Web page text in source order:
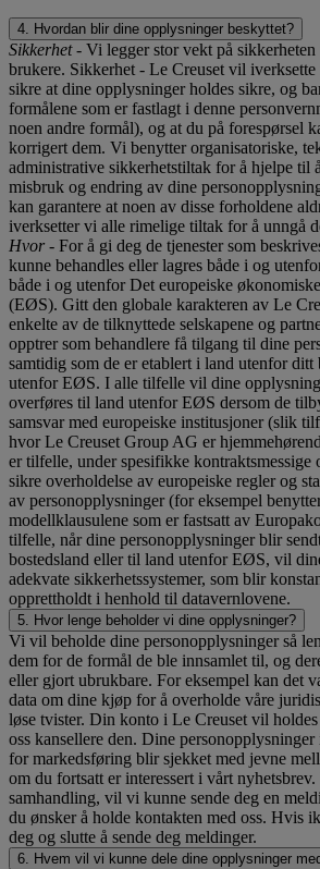
4. Hvordan blir dine opplysninger beskyttet?
Sikkerhet- Vi legger stor vekt på sikkerheten
brukere. Sikkerhet - Le Creuset vil
sikre at dine opplysninger holdes sikre, og
formålene som er fastlagt i denne
noen andre formål), og at du på forespørsel
korrigert dem. Vi benytter organisatoriske,
administrative sikkerhetstiltak for å hjelpe til
misbruk og endring av dine
kan garantere at noen av disse forholdene
iverksetter vi alle rimelige tiltak for å unngå
Hvor- For å gi deg de tjenester som
kunne behandles eller lagres både i og
både i og utenfor Det europeiske
(EØS). Gitt den globale karakteren av Le
enkelte av de tilknyttede selskapene og
opptrer som behandlere få tilgang til dine
samtidig som de er etablert i land utenfor ditt
utenfor EØS. I alle tilfelle vil dine
overføres til land utenfor EØS dersom de
samsvar med europeiske institusjoner (slik
hvor Le Creuset Group AG er
er tilfelle, under spesifikke kontraktsmessige
sikre overholdelse av europeiske regler og
av personopplysninger (for eksempel
modellklausulene som er fastsatt av
tilfelle, når dine personopplysninger blir
bostedsland eller til land utenfor EØS, vil
adekvate sikkerhetssystemer, som blir
opprettholdt i henhold til datavernlovene.
5. Hvor lenge beholder vi dine opplysninger?
Vi vil beholde dine personopplysninger så
dem for de formål de ble innsamlet til, og
eller gjort ubrukbare. For eksempel kan det
data om dine kjøp for å overholde våre
løse tvister. Din konto i Le Creuset vil
oss kansellere den. Dine
for markedsføring blir sjekket med jevne
om du fortsatt er interessert i vårt
samhandling, vil vi kunne sende deg en
du ønsker å holde kontakten med oss. Hvis
deg og slutte å sende deg meldinger.
6. Hvem vil vi kunne dele dine opplysninger